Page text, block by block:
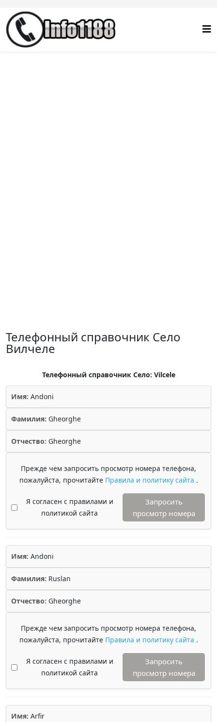
Телефонный справочник Село
Вилчеле
Телефонный справочник Село: Vilcele
Имя: Andoni
Фамилия: Gheorghe
Отчество: Gheorghe
Прежде чем запросить просмотр номера телефона,
пожалуйста, прочитайте Правила и политику сайта .
Я согласен с правилами и
политикой сайта
Запросить
просмотр номера
Имя: Andoni
Фамилия: Ruslan
Отчество: Gheorghe
Прежде чем запросить просмотр номера телефона,
пожалуйста, прочитайте Правила и политику сайта .
Я согласен с правилами и
политикой сайта
Запросить
просмотр номера
Имя: Arfir